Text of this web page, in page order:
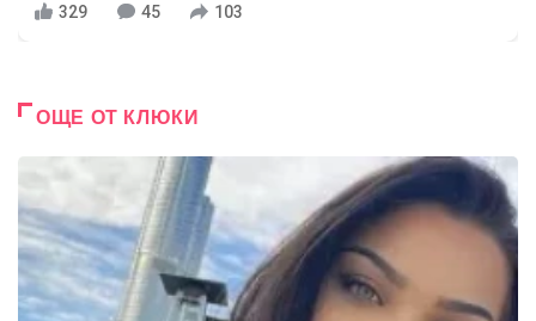
329 45 103
ОЩЕ ОТ КЛЮКИ